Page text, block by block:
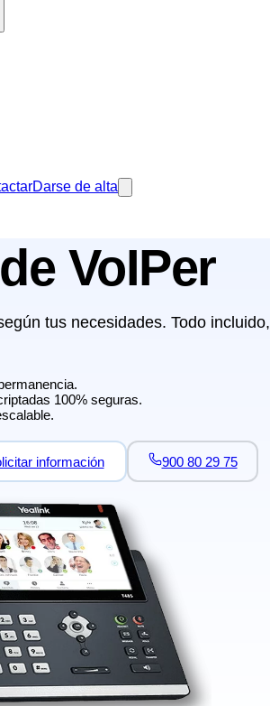
Darse de alta
VoIPer
tus necesidades. Todo incluido,
100% seguras.
información 900 80 29 75